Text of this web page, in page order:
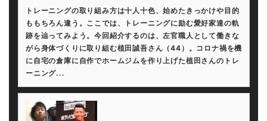
トレーニングの取り組み方は十人十色、始めたきっかけや目的
ももちろん違う。ここでは、トレーニングに励む愛好家達の軌
跡を辿ってみよう。今回紹介するのは、左官職人として働きな
がら身体づくりに取り組む植田誠吾さん（44）。コロナ禍を機
に自宅の倉庫に自作でホームジムを作り上げた植田さんのトレ
ーニング...